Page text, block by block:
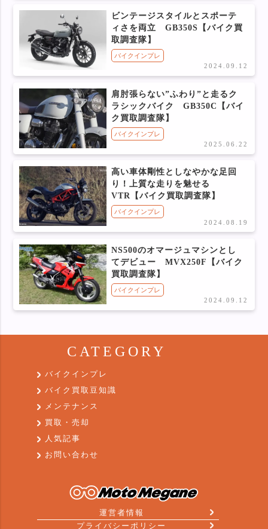
ビンテージスタイルとスポーテ
ィさを両立 GB350S【バイク買
取調査隊】
バイクインプレ
2024.09.12
肩肘張らない”ふわり”と走るク
ラシックバイク GB350C【バイ
ク買取調査隊】
バイクインプレ
2025.06.22
高い車体剛性としなやかな足回
り！上質な走りを魅せる
VTR【バイク買取調査隊】
バイクインプレ
2024.08.19
NS500のオマージュマシンとし
てデビュー MVX250F【バイク
買取調査隊】
バイクインプレ
2024.09.12
運営者情報
プライバシーポリシー
CATEGORY
バイクインプレ
バイク買取豆知識
メンテナンス
買取・売却
人気記事
お問い合わせ